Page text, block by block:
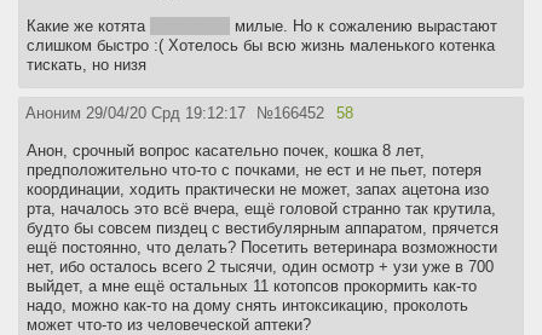
Какие же котята
милые. Но к сожалению вырастают
слишком быстро :( Хотелось бы всю жизнь маленького котенка
тискать, но низя
Аноним 29/04/20 Срд 19:12:17 №166452 58
Анон, срочный вопрос касательно почек, кошка 8 лет,
предположительно что-то с почками, не ест и не пьет, потеря
координации, ходить практически не может, запах ацетона изо
рта, началось это всё вчера, ещё головой странно так крутила,
будто бы совсем пиздец с вестибулярным аппаратом, прячется
ещё постоянно, что делать? Посетить ветеринара возможности
нет, ибо осталось всего 2 тысячи, один осмотр + узи уже в 700
выйдет, а мне ещё остальных 11 котопсов прокормить как-то
надо, можно как-то на дому снять интоксикацию, проколоть
может что-то из человеческой аптеки?